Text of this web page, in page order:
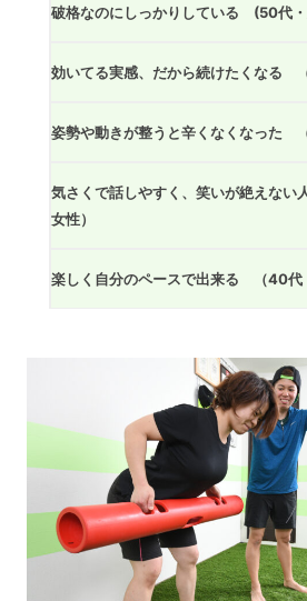
破格なのにしっかりしている (50代・
効いてる実感、だから続けたくなる
姿勢や動きが整うと辛くなくなった
気さくで話しやすく、笑いが絶えな
女性）
楽しく自分のペースで出来る （40代